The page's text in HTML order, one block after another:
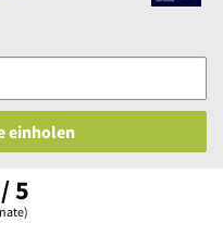
einholen
5